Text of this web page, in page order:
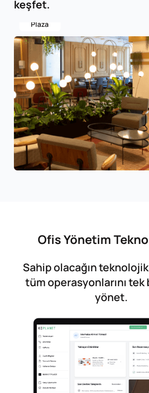
keşfet.
Şişhane
Ofis Yönetim
Sahip olacağın
tüm operasyonlarını
yönet.